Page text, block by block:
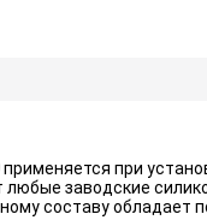
применяется при
заводские
составу обладает